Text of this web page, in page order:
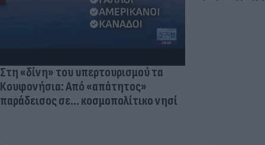
Στη «δίνη» του υπερτουρισμού τα
Κουφονήσια: Από «απάτητος»
παράδεισος σε... κοσμοπολίτικο νησί